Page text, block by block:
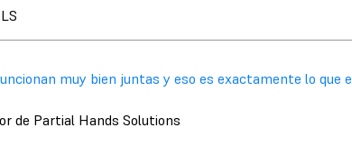
muy bien juntas y eso es exactamente lo que
de Partial Hands Solutions